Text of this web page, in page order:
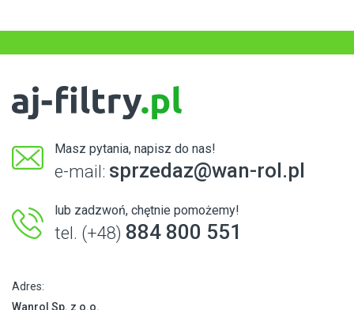
Masz pytania, napisz do nas!
e-mail: sprzedaz@wan-rol.pl
lub zadzwoń, chętnie pomożemy!
tel. (+48) 884 800 551
Adres:
Wanrol Sp. z o.o.